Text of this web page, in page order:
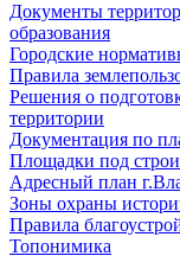
Документы
образования
Городские
Правила
Решения о
территории
Документация по
Площадки под
Адресный план
Зоны охраны
Правила
Топонимика